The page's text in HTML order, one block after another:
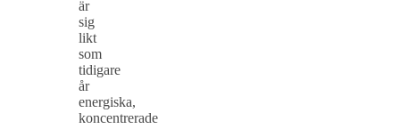
är
sig
likt
som
tidigare
år
energiska,
koncentrerade